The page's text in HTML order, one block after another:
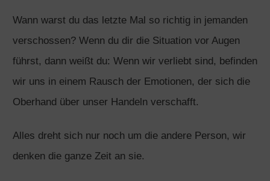
Wann warst du das letzte Mal so richtig in jemanden
verschossen? Wenn du dir die Situation vor Augen
führst, dann weißt du: Wenn wir verliebt sind, befinden
wir uns in einem Rausch der Emotionen, der sich die
Oberhand über unser Handeln verschafft.
Alles dreht sich nur noch um die andere Person, wir
denken die ganze Zeit an sie.